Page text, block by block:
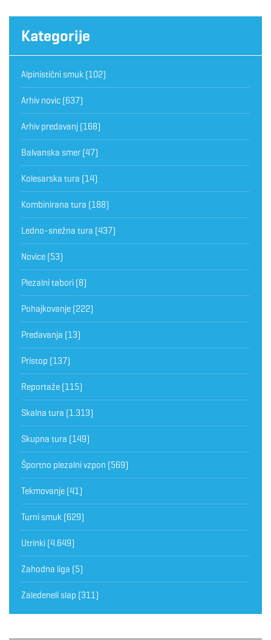
Kategorije
Alpinistični smuk (102)
Arhiv novic (637)
Arhiv predavanj (168)
Balvanska smer (47)
Kolesarska tura (14)
Kombinirana tura (188)
Ledno-snežna tura (437)
Novice (53)
Plezalni tabori (8)
Pohajkovanje (222)
Predavanja (13)
Pristop (137)
Reportaže (115)
Skalna tura (1.313)
Skupna tura (149)
Športno plezalni vzpon (569)
Tekmovanje (41)
Turni smuk (629)
Utrinki (4.649)
Zahodna liga (5)
Zaledeneli slap (311)